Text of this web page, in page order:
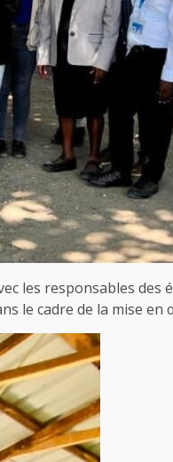
les responsables des
le cadre de la mise